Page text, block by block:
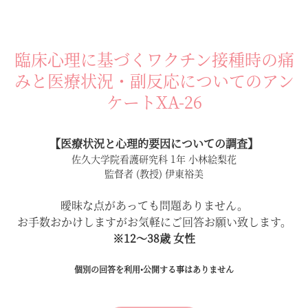
臨床心理に基づくワクチン接種時の痛
みと医療状況・副反応についてのアン
ケートXA-26
【医療状況と心理的要因についての調査】
佐久大学院看護研究科 1年 小林絵梨花
監督者 (教授) 伊東裕美
曖昧な点があっても問題ありません。
お手数おかけしますがお気軽にご回答お願い致します。
※12〜38歳 女性
個別の回答を利用•公開する事はありません